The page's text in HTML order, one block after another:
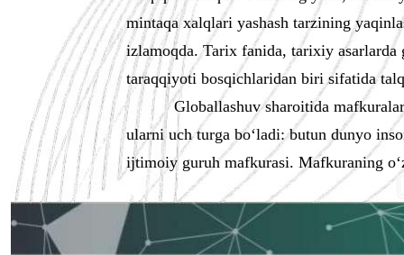
mintaqa xalqlari yashash tarzining
izlamoqda. Tarix fanida, tarixiy
taraqqiyoti bosqichlaridan biri sifatida
Globallashuv sharoitida
ularni uch turga bo‘ladi: butun dunyo
ijtimoiy guruh mafkurasi. Mafkuraning